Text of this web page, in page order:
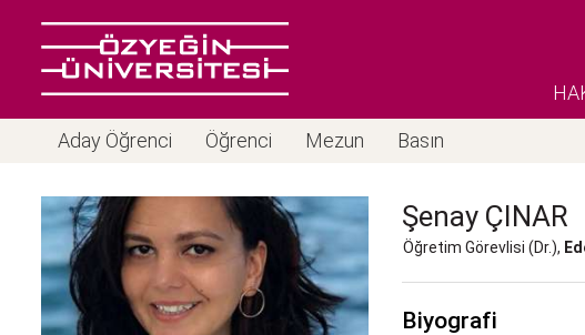
Aday Öğrenci Öğrenci Mezun Basın
Şenay ÇINAR
Öğretim Görevlisi (Dr.),
Biyografi